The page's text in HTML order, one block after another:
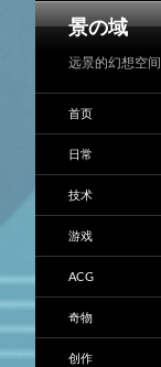
景の域
搜
远景的幻想空间
首页
日常
技术
游戏
ACG
奇物
创作